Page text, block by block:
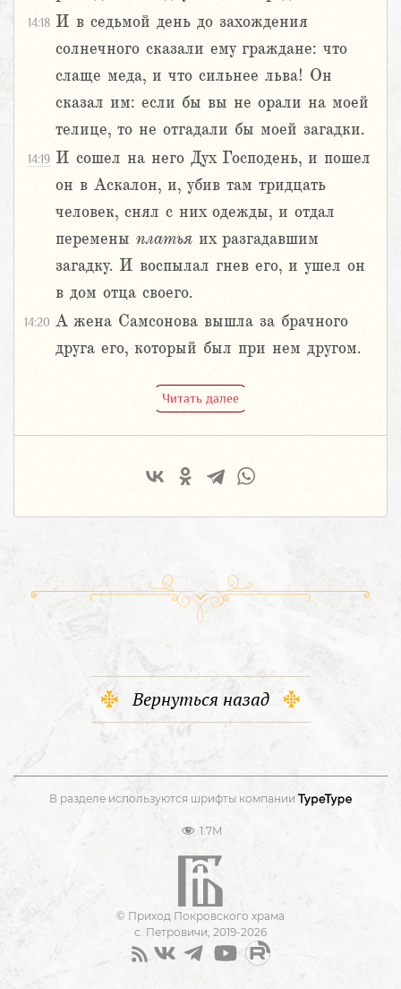
14:18 И в седьмой день до захождения
солнечного сказали ему граждане: что
слаще меда, и что сильнее льва! Он
сказал им: если бы вы не орали на моей
телице, то не отгадали бы моей загадки.
14:19 И сошел на него Дух Господень, и пошел
он в Аскалон, и, убив там тридцать
человек, снял с них одежды, и отдал
перемены платья их разгадавшим
загадку. И воспылал гнев его, и ушел он
в дом отца своего.
14:20 А жена Самсонова вышла за брачного
друга его, который был при нем другом.
Читать далее
Вернуться назад
В разделе используются шрифты компании
1.7M
© Приход Покровского храма
с. Петровичи, 2019-2026